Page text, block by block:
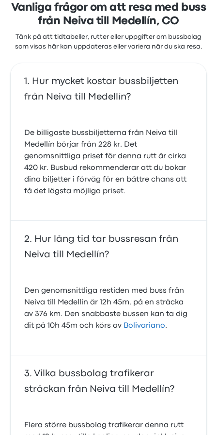
Vanliga frågor om att resa med buss
från Neiva till Medellín, CO
Tänk på att tidtabeller, rutter eller uppgifter om bussbolag
som visas här kan uppdateras eller variera när du ska resa.
Hur mycket kostar bussbiljetten
från Neiva till Medellín?
De billigaste bussbiljetterna från Neiva till
Medellín börjar från 228 kr. Det
genomsnittliga priset för denna rutt är cirka
420 kr. Busbud rekommenderar att du bokar
dina biljetter i förväg för en bättre chans att
få det lägsta möjliga priset.
Hur lång tid tar bussresan från
Neiva till Medellín?
Den genomsnittliga restiden med buss från
Neiva till Medellín är 12h 45m, på en sträcka
av 376 km. Den snabbaste bussen kan ta dig
dit på 10h 45m och körs av Bolivariano.
Vilka bussbolag trafikerar
sträckan från Neiva till Medellín?
Flera större bussbolag trafikerar denna rutt